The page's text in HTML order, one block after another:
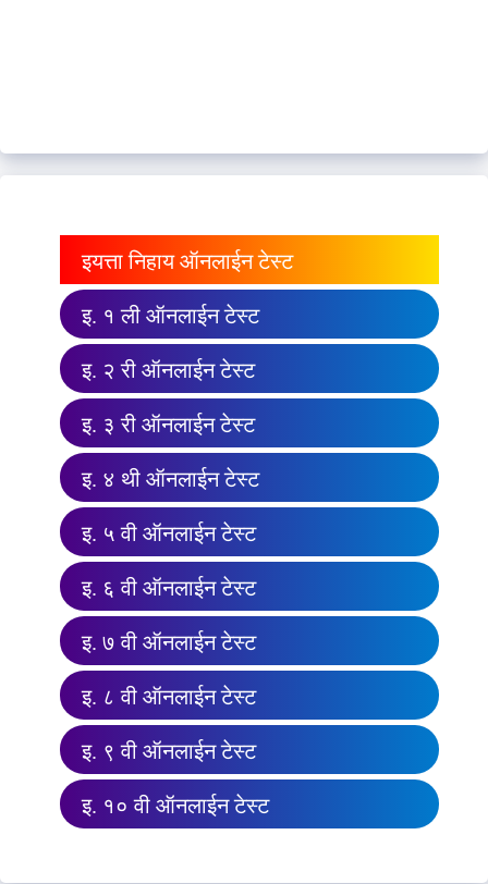
इयत्ता निहाय ऑनलाईन टेस्ट
इ. १ ली ऑनलाईन टेस्ट
इ. २ री ऑनलाईन टेस्ट
इ. ३ री ऑनलाईन टेस्ट
इ. ४ थी ऑनलाईन टेस्ट
इ. ५ वी ऑनलाईन टेस्ट
इ. ६ वी ऑनलाईन टेस्ट
इ. ७ वी ऑनलाईन टेस्ट
इ. ८ वी ऑनलाईन टेस्ट
इ. ९ वी ऑनलाईन टेस्ट
इ. १० वी ऑनलाईन टेस्ट